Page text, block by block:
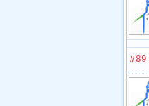
#89